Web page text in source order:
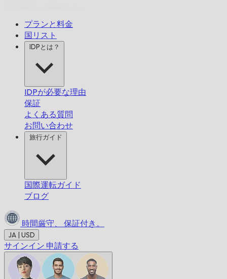
プランと料金
国リスト
IDPとは？
IDPが必要な理由
保証
よくある質問
お問い合わせ
旅行ガイド
国際運転ガイド
ブログ
時間厳守、 保証付き。
JA | USD
サインイン 申請する